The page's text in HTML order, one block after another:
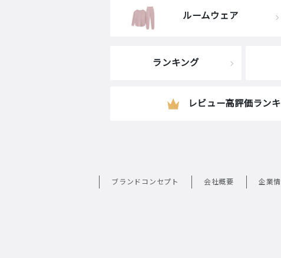
ルームウェア
ランキング
レビュー高評価ラン
ブランドコンセプト 会社概要 企業